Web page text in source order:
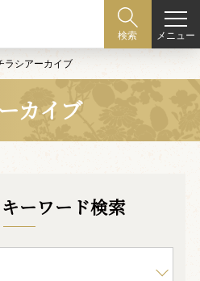
検索 メニュー
ラシアーカイブ
カイブ
ーワード検索